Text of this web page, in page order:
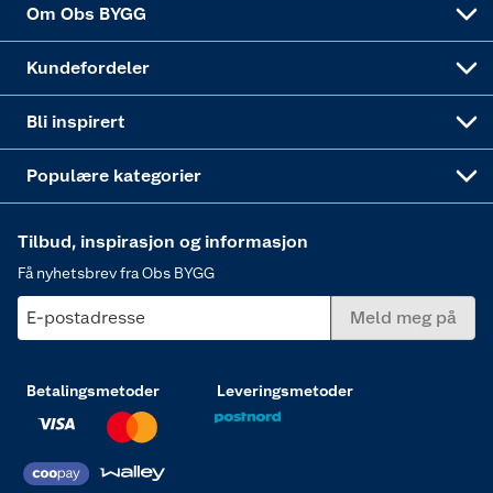
Om Obs BYGG
Kundefordeler
Bli inspirert
Populære kategorier
Tilbud, inspirasjon og informasjon
Få nyhetsbrev fra Obs BYGG
E-postadresse Meld meg på
Betalingsmetoder Leveringsmetoder